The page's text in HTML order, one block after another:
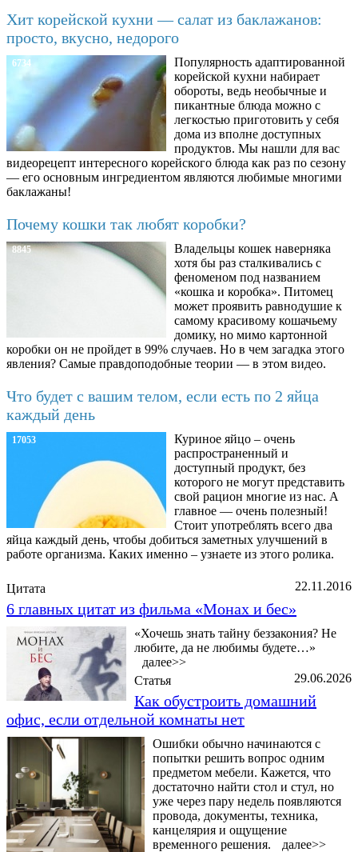
Хит корейской кухни — салат из баклажанов:
просто, вкусно, недорого
6734
Популярность адаптированной
корейской кухни набирает
обороты, ведь необычные и
пикантные блюда можно с
легкостью приготовить у себя
дома из вполне доступных
продуктов. Мы нашли для вас
видеорецепт интересного корейского блюда как раз по сезону
— его основным ингредиентом являются любимые многими
баклажаны!
Почему кошки так любят коробки?
8845
Владельцы кошек наверняка
хотя бы раз сталкивались с
феноменом под названием
«кошка и коробка». Питомец
может проявить равнодушие к
самому красивому кошачьему
домику, но мимо картонной
коробки он не пройдет в 99% случаев. Но в чем загадка этого
явления? Самые правдоподобные теории — в этом видео.
Что будет с вашим телом, если есть по 2 яйца
каждый день
17053
Куриное яйцо – очень
распространенный и
доступный продукт, без
которого не могут представить
свой рацион многие из нас. А
главное — очень полезный!
Стоит употреблять всего два
яйца каждый день, чтобы добиться заметных улучшений в
работе организма. Каких именно – узнаете из этого ролика.
22.11.2016
Цитата
6 главных цитат из фильма «Монах и бес»
«Хочешь знать тайну беззакония? Не
любите, да не любимы будете…»
далее>>
29.06.2026
Статья
Как обустроить домашний
офис, если отдельной комнаты нет
Ошибки обычно начинаются с
попытки решить вопрос одним
предметом мебели. Кажется, что
достаточно найти стол и стул, но
уже через пару недель появляются
провода, документы, техника,
канцелярия и ощущение
временного решения.
далее>>